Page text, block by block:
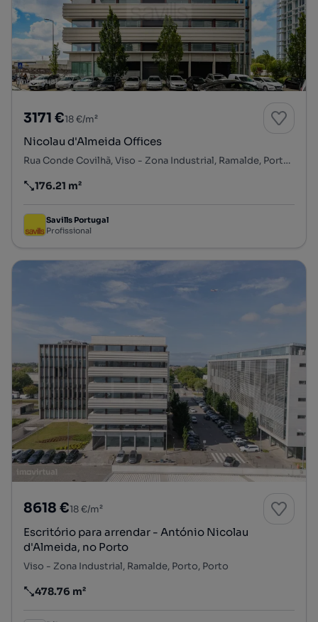
3171 €18 €/m²
Nicolau d'Almeida Offices
Rua Conde Covilhã, Viso - Zona Industrial, Ramalde, Porto, Porto
Preço por metro quadrado
176.21 m²
Savills Portugal
Profissional
8618 €18 €/m²
Escritório para arrendar - António Nicolau
d'Almeida, no Porto
Viso - Zona Industrial, Ramalde, Porto, Porto
Preço por metro quadrado
478.76 m²